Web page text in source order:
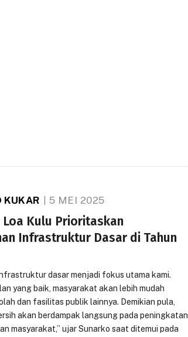
KUKAR 5 MEI 2025
Loa Kulu Prioritaskan
Infrastruktur Dasar di Tahun
dasar menjadi fokus utama kami.
yang baik, masyarakat akan lebih mudah
dan fasilitas publik lainnya. Demikian pula,
akan berdampak langsung pada peningkatan
masyarakat,” ujar Sunarko saat ditemui pada